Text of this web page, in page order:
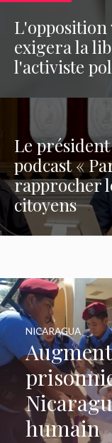
exigera la
l'activiste
Le
podcast «
rapprocher
citoyens
humain
NICARAGUA